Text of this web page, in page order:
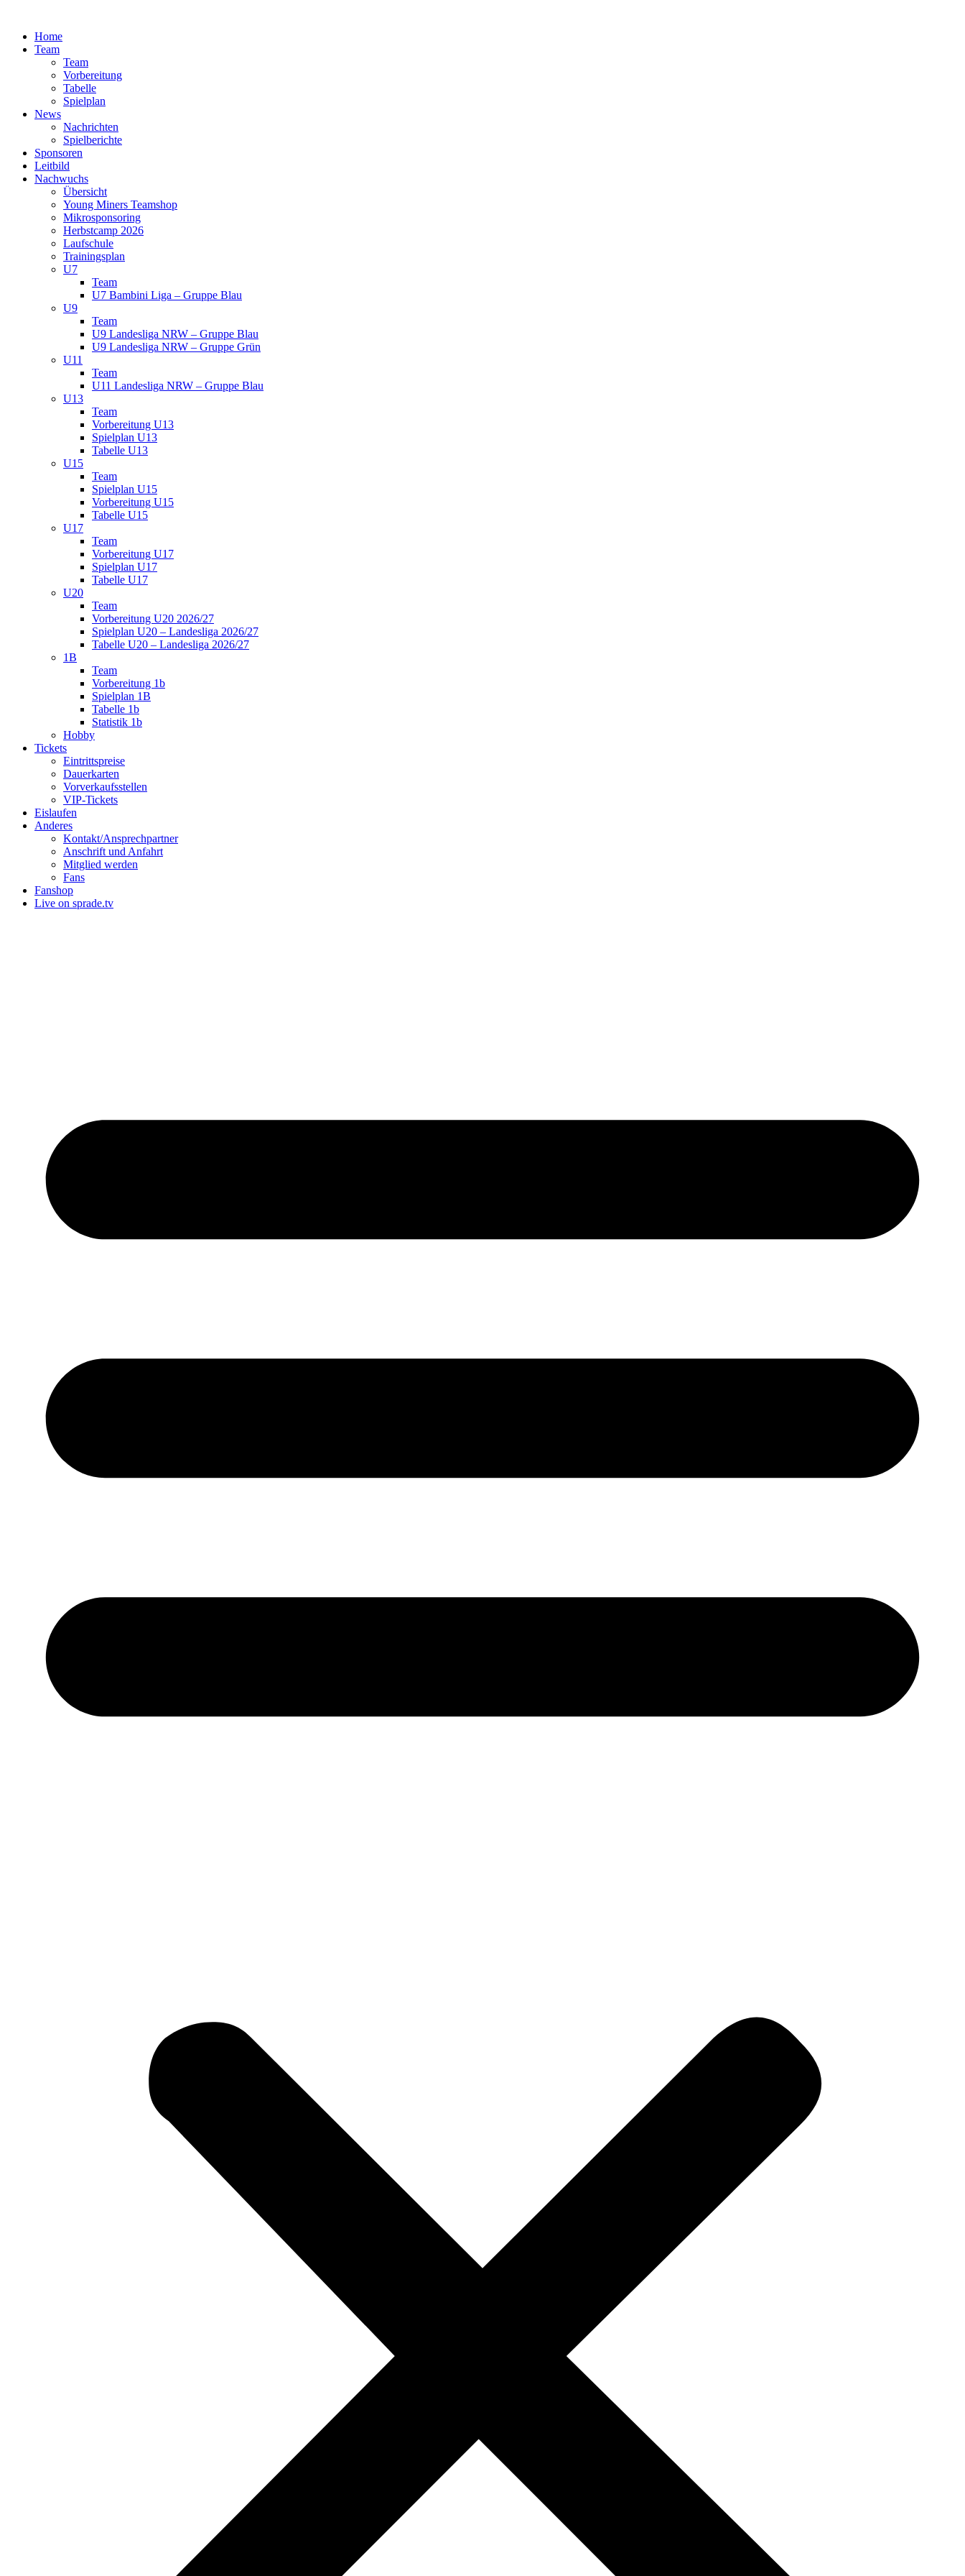
springenHome
Team
Team
Vorbereitung
Tabelle
Spielplan
News
Nachrichten
Spielberichte
Sponsoren
Leitbild
Nachwuchs
Übersicht
Young Miners Teamshop
Mikrosponsoring
Herbstcamp 2026
Laufschule
Trainingsplan
U7
Team
U7 Bambini Liga – Gruppe Blau
U9
Team
U9 Landesliga NRW – Gruppe Blau
U9 Landesliga NRW – Gruppe Grün
U11
Team
U11 Landesliga NRW – Gruppe Blau
U13
Team
Vorbereitung U13
Spielplan U13
Tabelle U13
U15
Team
Spielplan U15
Vorbereitung U15
Tabelle U15
U17
Team
Vorbereitung U17
Spielplan U17
Tabelle U17
U20
Team
Vorbereitung U20 2026/27
Spielplan U20 – Landesliga 2026/27
Tabelle U20 – Landesliga 2026/27
1B
Team
Vorbereitung 1b
Spielplan 1B
Tabelle 1b
Statistik 1b
Hobby
Tickets
Eintrittspreise
Dauerkarten
Vorverkaufsstellen
VIP-Tickets
Eislaufen
Anderes
Kontakt/Ansprechpartner
Anschrift und Anfahrt
Mitglied werden
Fans
Fanshop
Live on sprade.tv